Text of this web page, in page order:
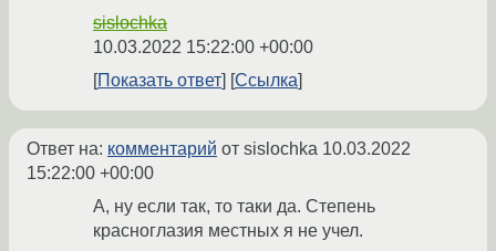
sislochka
10.03.2022 15:22:00 +00:00
Показать ответ
Ссылка
Ответ на: комментарий от sislochka 10.03.2022
15:22:00 +00:00
А, ну если так, то таки да. Степень
красноглазия местных я не учел.